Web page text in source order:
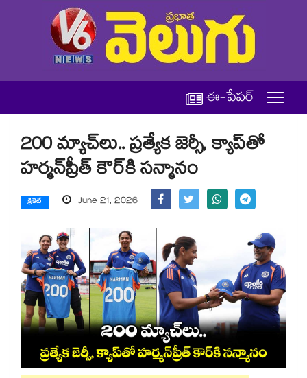
ఈ-పేపర్
200 మ్యాచ్‌లు.. ప్రత్యేక జెర్సీ, క్యాప్‌తో
హర్మన్‌ప్రీత్ కౌర్⁬కి సన్మానం
క్రికెట్ June 21, 2026